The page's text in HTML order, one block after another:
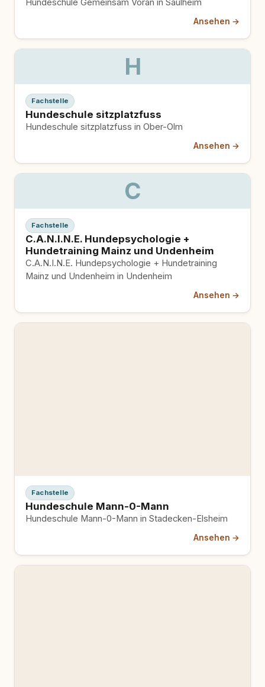
Hundeschule Gemeinsam Voran in Saulheim
Ansehen →
H
Fachstelle
Hundeschule sitzplatzfuss
Hundeschule sitzplatzfuss in Ober-Olm
Ansehen →
C
Fachstelle
C.A.N.I.N.E. Hundepsychologie +
Hundetraining Mainz und Undenheim
C.A.N.I.N.E. Hundepsychologie + Hundetraining
Mainz und Undenheim in Undenheim
Ansehen →
Fachstelle
Hundeschule Mann-0-Mann
Hundeschule Mann-0-Mann in Stadecken-Elsheim
Ansehen →